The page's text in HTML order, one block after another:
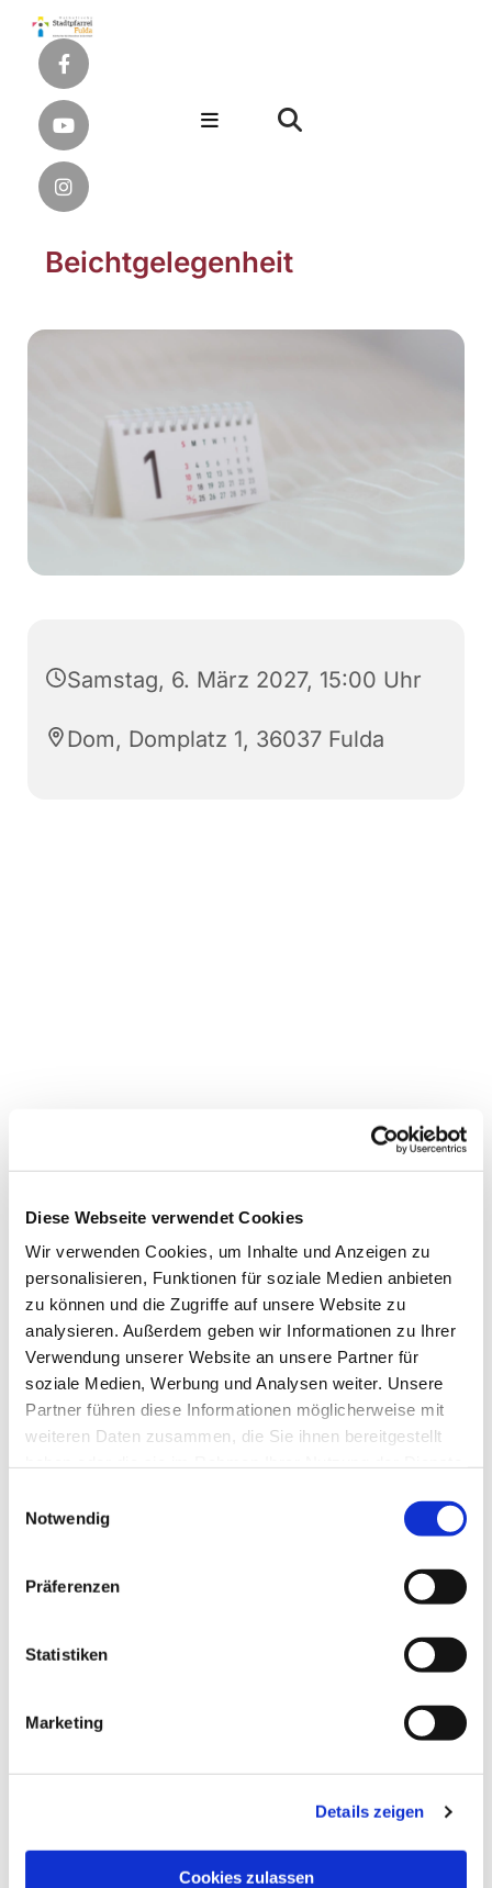
Diese Webseite verwendet Cookies
Wir verwenden Cookies, um Inhalte und Anzeigen zu
personalisieren, Funktionen für soziale Medien anbieten
zu können und die Zugriffe auf unsere Website zu
analysieren. Außerdem geben wir Informationen zu Ihrer
Verwendung unserer Website an unsere Partner für
soziale Medien, Werbung und Analysen weiter. Unsere
Partner führen diese Informationen möglicherweise mit
weiteren Daten zusammen, die Sie ihnen bereitgestellt
Notwendig
Präferenzen
Statistiken
Marketing
Details zeigen
Cookies zulassen
Beichtgelegenheit
Samstag, 6. März 2027, 15:00 Uhr
Dom, Domplatz 1, 36037 Fulda
Dies könnte Sie auch
interessieren